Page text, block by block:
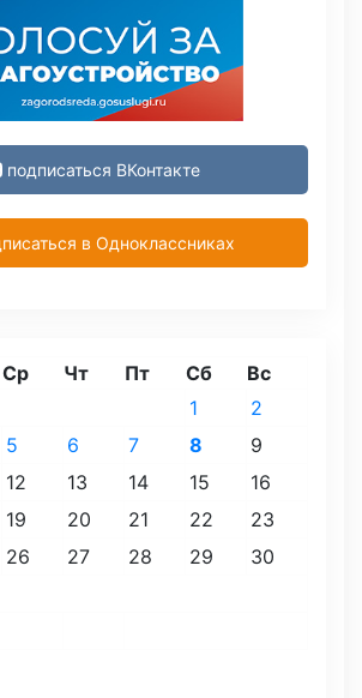
подписаться ВКонтакте
в Одноклассниках
Ср Чт Пт Сб Вс
1
2
5 6 7 8
9
12 13 14 15
16
19 20 21 22
23
26 27 28 29
30